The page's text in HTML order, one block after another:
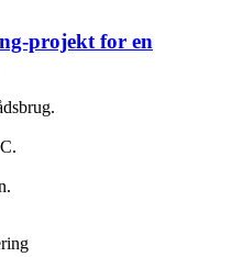
projekt for en